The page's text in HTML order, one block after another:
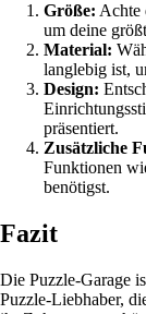
Größe: Achte
um deine
Material:
langlebig ist,
Design:
präsentiert.
Zusätzliche
Funktionen
benötigst.
Fazit
Die Puzzle-Garage
Puzzle-Liebhaber,